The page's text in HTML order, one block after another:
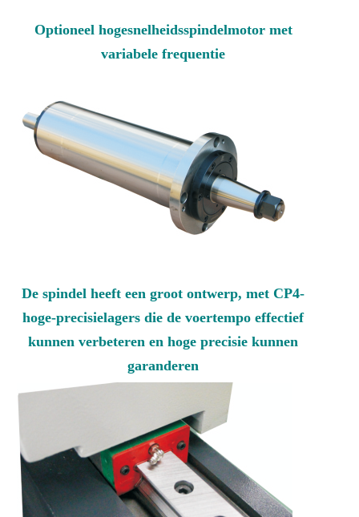
Optioneel hogesnelheidsspindelmotor met
variabele frequentie
De spindel heeft een groot ontwerp, met CP4-
hoge-precisielagers die de voertempo effectief
kunnen verbeteren en hoge precisie kunnen
garanderen